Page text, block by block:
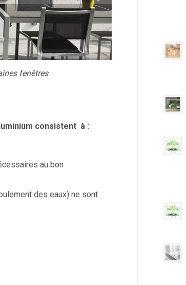
fenêtres
consistent à :
au bon
des eaux) ne sont